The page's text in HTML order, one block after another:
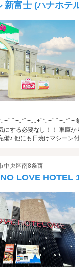
新富士 (ハナホテ
｡+ﾟ ﾟ+｡*ﾟ+｡｡+ﾟ*｡+ﾟ ﾟ+｡*
にする必要なし！！ 車庫
備♪ 他にも日焼けマシーン
中央区南8条西
LOVE HOTEL